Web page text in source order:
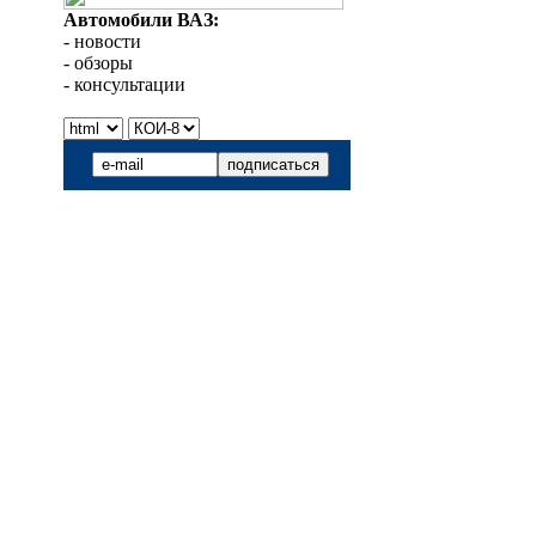
Автомобили ВАЗ:
- новости
- обзоры
- консультации